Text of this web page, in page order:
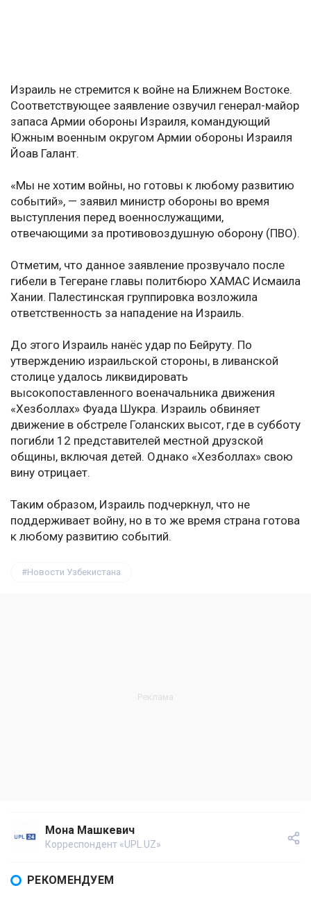
Израиль не стремится к войне на Ближнем Востоке.
Соответствующее заявление озвучил генерал-майор
запаса Армии обороны Израиля, командующий
Южным военным округом Армии обороны Израиля
Йоав Галант.
«Мы не хотим войны, но готовы к любому развитию
событий», — заявил министр обороны во время
выступления перед военнослужащими,
отвечающими за противовоздушную оборону (ПВО).
Отметим, что данное заявление прозвучало после
гибели в Тегеране главы политбюро ХАМАС Исмаила
Хании. Палестинская группировка возложила
ответственность за нападение на Израиль.
До этого Израиль нанёс удар по Бейруту. По
утверждению израильской стороны, в ливанской
столице удалось ликвидировать
высокопоставленного военачальника движения
«Хезболлах» Фуада Шукра. Израиль обвиняет
движение в обстреле Голанских высот, где в субботу
погибли 12 представителей местной друзской
общины, включая детей. Однако «Хезболлах» свою
вину отрицает.
Таким образом, Израиль подчеркнул, что не
поддерживает войну, но в то же время страна готова
к любому развитию событий.
Новости Узбекистана
Мона Машкевич
Корреспондент «UPL.UZ»
РЕКОМЕНДУЕМ